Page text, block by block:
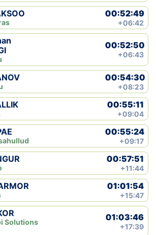
00:52:49
+06:42
00:52:50
+06:43
00:54:30
+08:23
00:55:11
+09:04
00:55:24
+09:17
00:57:51
+11:44
01:01:54
+15:47
Solutions
01:03:46
+17:39